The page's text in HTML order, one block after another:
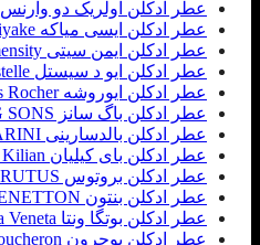
عطر ادکلن اولریک دو وارنس Ulric de Varens
عطر ادکلن ایسی میاکه Issey Miyake
عطر ادکلن ایمن سیتی Immensity
عطر ادکلن ایو د سیستل Yves De Sistelle
عطر ادکلن ایوروشه Yves Rocher
عطر ادکلن باگ سانز BAUG SONS
عطر ادکلن بالدسارینی BALDESSARINI
عطر ادکلن بای کیلیان By Kilian
عطر ادکلن بروتوس BRUTUS
عطر ادکلن بنتون BENETTON
عطر ادکلن بوتگا ونتا Bottega Veneta
عطر ادکلن بوچرون Boucheron